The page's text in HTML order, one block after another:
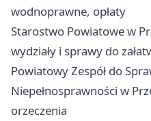
wodnoprawne, opłaty
Starostwo Powiatowe w
wydziały i sprawy do
Powiatowy Zespół do
Niepełnosprawności w
orzeczenia